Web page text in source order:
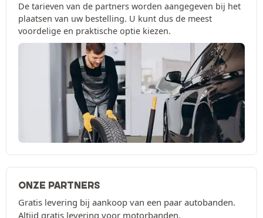
De tarieven van de partners worden aangegeven bij het
plaatsen van uw bestelling. U kunt dus de meest
voordelige en praktische optie kiezen.
ONZE PARTNERS
Gratis levering bij aankoop van een paar autobanden.
Altijd gratis levering voor motorbanden.